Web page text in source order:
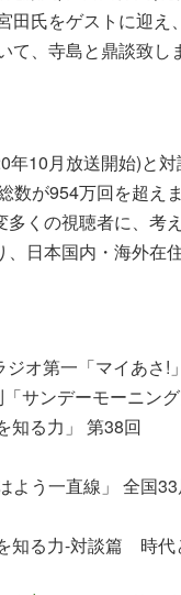
田氏をゲストに迎え
、寺島と鼎談致し
10月放送開始)と
数が954万回を超え
くの視聴者に、考
日本国内・海外在
オ第一「マイあさ!
サンデーモーニン
知る力」 第38回
よう一直線」 全国33
知る力-対談篇 時代